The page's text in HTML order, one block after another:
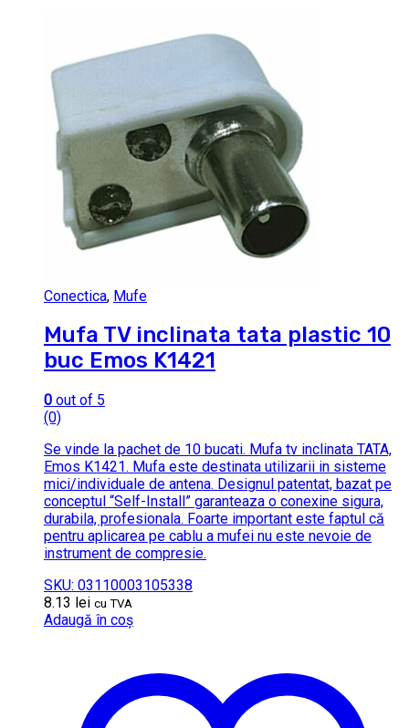
Conectica, Mufe
Mufa TV inclinata tata plastic 10
buc Emos K1421
0 out of 5
(0)
Se vinde la pachet de 10 bucati. Mufa tv inclinata TATA,
Emos K1421. Mufa este destinata utilizarii in sisteme
mici/individuale de antena. Designul patentat, bazat pe
conceptul “Self-Install” garanteaza o conexine sigura,
durabila, profesionala. Foarte important este faptul că
pentru aplicarea pe cablu a mufei nu este nevoie de
instrument de compresie.
SKU: 03110003105338
8.13 lei cu TVA
Adaugă în coș